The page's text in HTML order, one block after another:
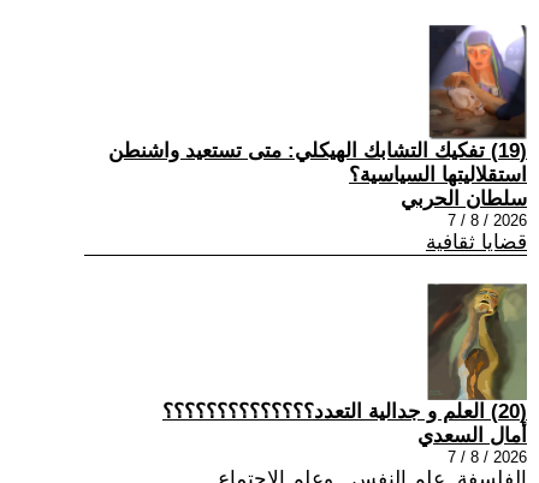
(19) تفكيك التشابك الهيكلي: متى تستعيد واشنطن
استقلاليتها السياسية؟
سلطان الحربي
2026 / 8 / 7
قضايا ثقافية
(20) العلم و جدالية التعدد؟؟؟؟؟؟؟؟؟؟؟؟؟؟
أمال السعدي
2026 / 8 / 7